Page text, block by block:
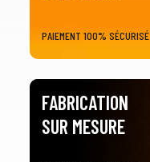
PAIEMENT 100% SÉCURISÉ
FABRICATION
SUR MESURE